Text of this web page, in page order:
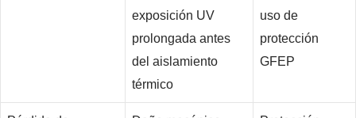
exposición UV
prolongada antes
del aislamiento
térmico
uso de
protección
GFEP